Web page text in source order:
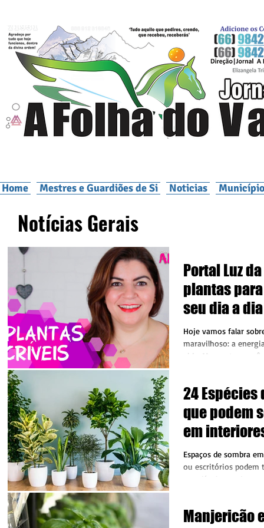
Home Mestres e Guardiões de Si Noticias
Notícias Gerais
Portal Luz
plantas
seu dia a dia
Hoje vamos falar
maravilhoso: a
vida. Mas, antes,
24 Espécies
que podem
em
escritórios e
Espaços de sombra
ou escritórios podem
agradável quando
Manjericão